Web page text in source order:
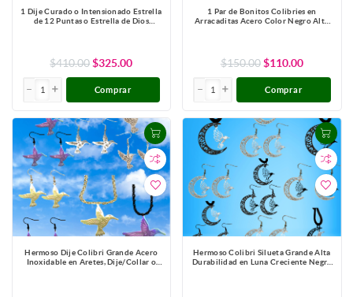
1 Dije Curado o Intensionado Estrella
de 12 Puntas o Estrella de Dios
Collar-X1-Lopi
$410.00 $325.00
Comprar
1 Par de Bonitos Colibries en
Arracaditas Acero Color Negro Alta
$150.00 $110.00
Comprar
Hermoso Dije Colibri Grande Acero
Inoxidable en Aretes, Dije/Collar o
Hermoso Colibri Silueta Grande Alta
Durabilidad en Luna Creciente Negra